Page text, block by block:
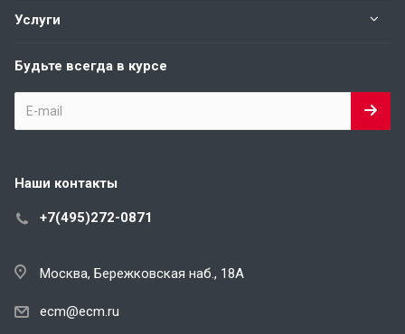
Услуги
Будьте всегда в курсе
Наши контакты
+7(495)272-0871
Москва, Бережковская наб., 18А
ecm@ecm.ru